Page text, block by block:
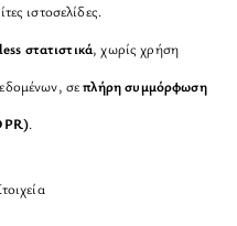
ιστοσελίδες.
στατιστικά, χωρίς χρήση
σεπλήρη συμμόρφωση
.